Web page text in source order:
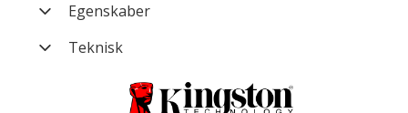
Egenskaber
Varenummer
Teknisk
Storage kapacitet